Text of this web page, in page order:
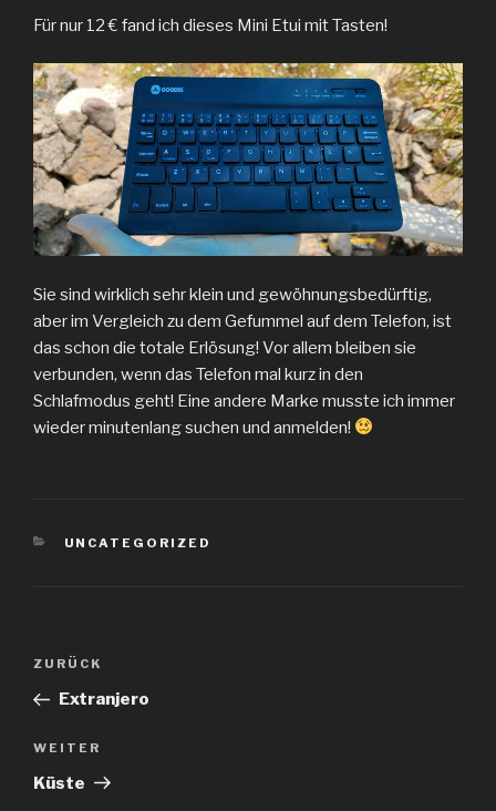
Für nur 12 € fand ich dieses Mini Etui mit Tasten!
Sie sind wirklich sehr klein und gewöhnungsbedürftig,
aber im Vergleich zu dem Gefummel auf dem Telefon, ist
das schon die totale Erlösung! Vor allem bleiben sie
verbunden, wenn das Telefon mal kurz in den
Schlafmodus geht! Eine andere Marke musste ich immer
wieder minutenlang suchen und anmelden!
KATEGORIEN
UNCATEGORIZED
Beitragsnavigation
Vorheriger
Beitrag
ZURÜCK
Extranjero
Nächster
Beitrag
WEITER
Küste